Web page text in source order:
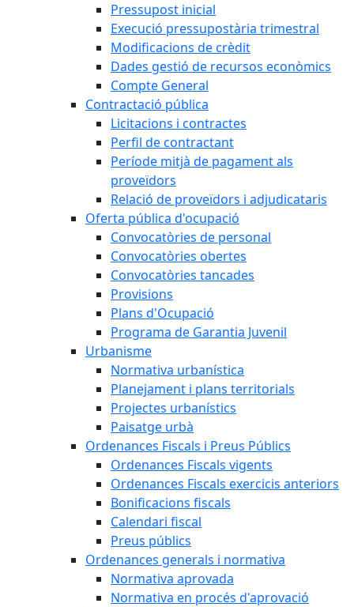
Pressupost inicial
Execució pressupostària trimestral
Modificacions de crèdit
Dades gestió de recursos econòmics
Compte General
Contractació pública
Licitacions i contractes
Perfil de contractant
Període mitjà de pagament als
proveïdors
Relació de proveïdors i adjudicataris
Oferta pública d'ocupació
Convocatòries de personal
Convocatòries obertes
Convocatòries tancades
Provisions
Plans d'Ocupació
Programa de Garantia Juvenil
Urbanisme
Normativa urbanística
Planejament i plans territorials
Projectes urbanístics
Paisatge urbà
Ordenances Fiscals i Preus Públics
Ordenances Fiscals vigents
Ordenances Fiscals exercicis anteriors
Bonificacions fiscals
Calendari fiscal
Preus públics
Ordenances generals i normativa
Normativa aprovada
Normativa en procés d'aprovació